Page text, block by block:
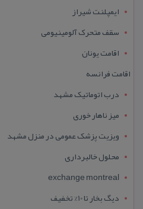
ایمپلنت شیراز
سقف متحرک آلومینیومی
اقامت یونان
اقامت فرانسه
درب اتوماتیک مشهد
میز ناهار خوری
ویزیت پزشک عمومی در منزل مشهد
محلول خالبرداری
exchange montreal
دیگ بخار تا 10% تخفیف